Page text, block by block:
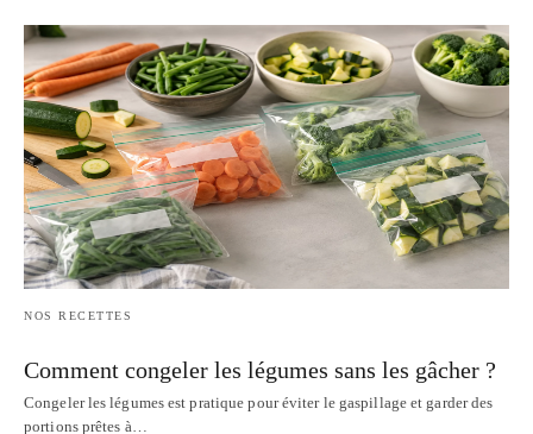
NOS RECETTES
Comment congeler les légumes sans les gâcher ?
Congeler les légumes est pratique pour éviter le gaspillage et garder des
portions prêtes à…